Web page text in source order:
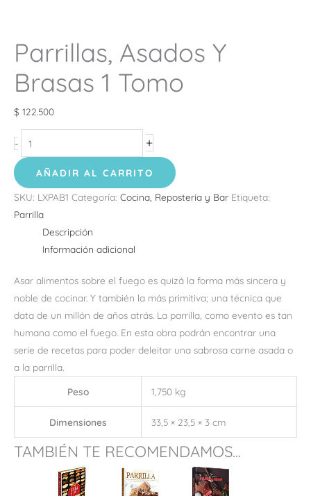
Parrillas, Asados Y
Brasas 1 Tomo
$ 122.500
- +
AÑADIR AL CARRITO
SKU: LXPAB1 Categoría: Cocina, Repostería y Bar Etiqueta:
Parrilla
Descripción
Información adicional
Asar alimentos sobre el fuego es quizá la forma más sincera y
noble de cocinar. Y también la más primitiva; una técnica que
data de un millón de años atrás. La parrilla, como evento es tan
humana como el fuego. En esta obra podrán encontrar una
serie de recetas para poder deleitar una sabrosa carne asada o
a la parrilla.
Peso 1,750 kg
Dimensiones 33,5 × 23,5 × 3 cm
TAMBIÉN TE RECOMENDAMOS...